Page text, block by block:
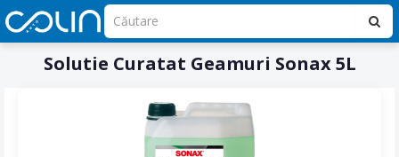
Solutie Curatat Geamuri Sonax 5L